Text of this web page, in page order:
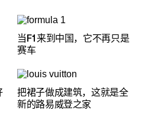
当F1来到中国，它不再只是
赛车
把裙子做成建筑，这就是全
新的路易威登之家